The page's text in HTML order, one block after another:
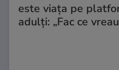
este viața pe
adulți: „Fac ce